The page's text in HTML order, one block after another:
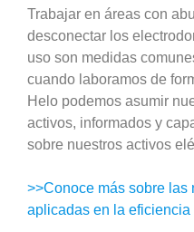
Trabajar en áreas con
desconectar los
uso son medidas
cuando laboramos de
Helo podemos asumir
activos, informados y
sobre nuestros activos
>>Conoce más sobre las
aplicadas en la eficiencia